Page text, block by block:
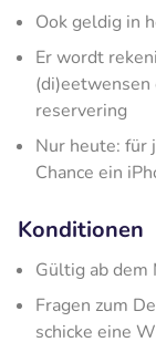
Ook geldig in
Er wordt
reservering
Nur heute: für
Chance ein
Konditionen
Gültig ab dem
Fragen zum
schicke eine